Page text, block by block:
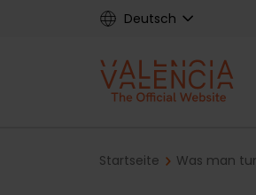
Deutsch
Startseite Was man